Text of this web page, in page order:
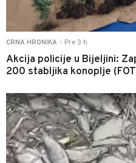
CRNA HRONIKA Pre 3 h
Akcija policije u Bijeljini:
200 stabljika konoplje